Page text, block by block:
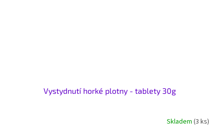
Vystydnutí horké plotny - tablety 30g
Skladem (3 ks)